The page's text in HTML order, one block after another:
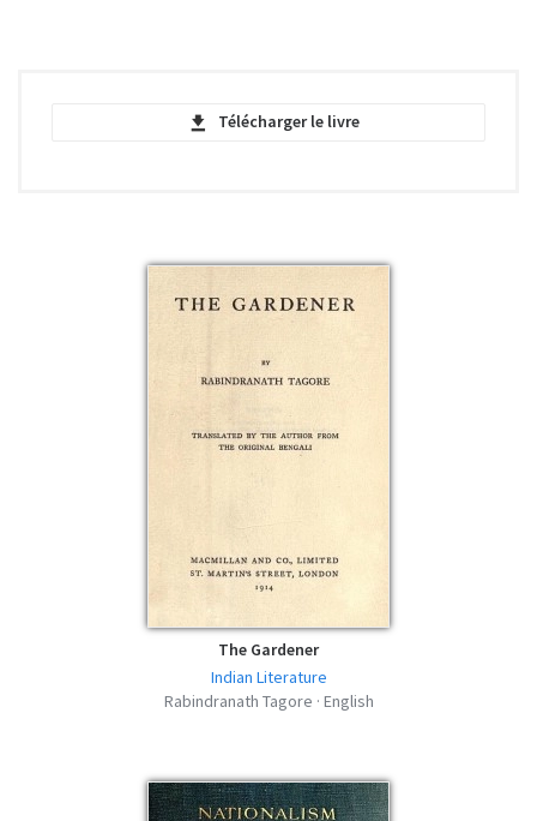
Télécharger le livre
Glimpses of Bengal - Rabindranath
Tagore - EPUB
epub | 68.93 KB | 515 téléchargements
Glimpses of Bengal - Rabindranath
Tagore - MOBI
mobi | 119.19 KB | 500 téléchargements
Glimpses of Bengal - Rabindranath
Glimpses of Bengal - Rabindranath
Tagore - AZW3
azw3 | 169.21 KB | 481 téléchargements
The Gardener
Indian Literature
Rabindranath Tagore · English